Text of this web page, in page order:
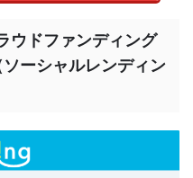
ウドファンディング
ーシャルレンディン